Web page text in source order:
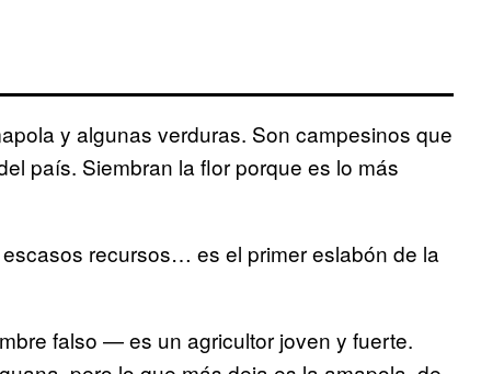
y algunas verduras. Son campesinos que
país. Siembran la flor porque es lo más
recursos… es el primer eslabón de la
falso — es un agricultor joven y fuerte.